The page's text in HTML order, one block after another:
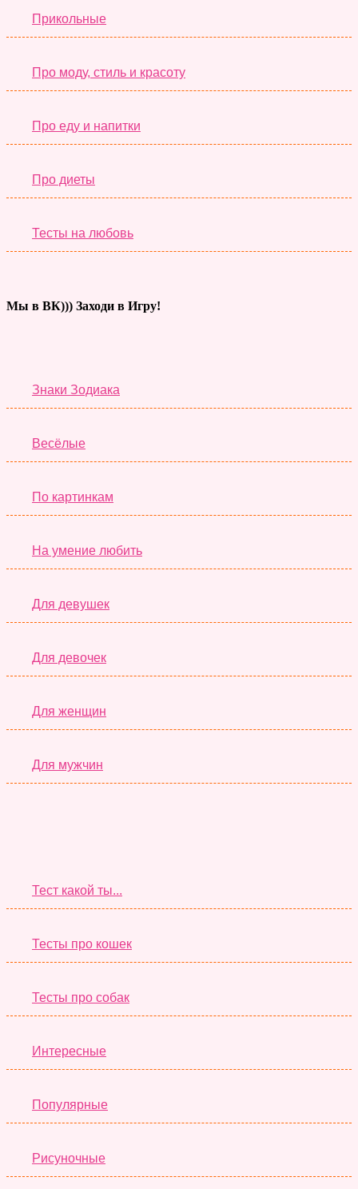
Прикольные
Про моду, стиль и красоту
Про еду и напитки
Про диеты
Тесты на любовь
Мы в ВК))) Заходи в Игру!
Знаки Зодиака
Весёлые
По картинкам
На умение любить
Для девушек
Для девочек
Для женщин
Для мужчин
Тест какой ты...
Тесты про кошек
Тесты про собак
Интересные
Популярные
Рисуночные